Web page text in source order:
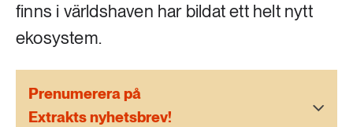
262 ARTIKLAR
Skog
360 ARTIKLAR
Social hållbarhet
finns i världshaven har bildat ett helt nytt
ekosystem.
Prenumerera på
Extrakts nyhetsbrev!